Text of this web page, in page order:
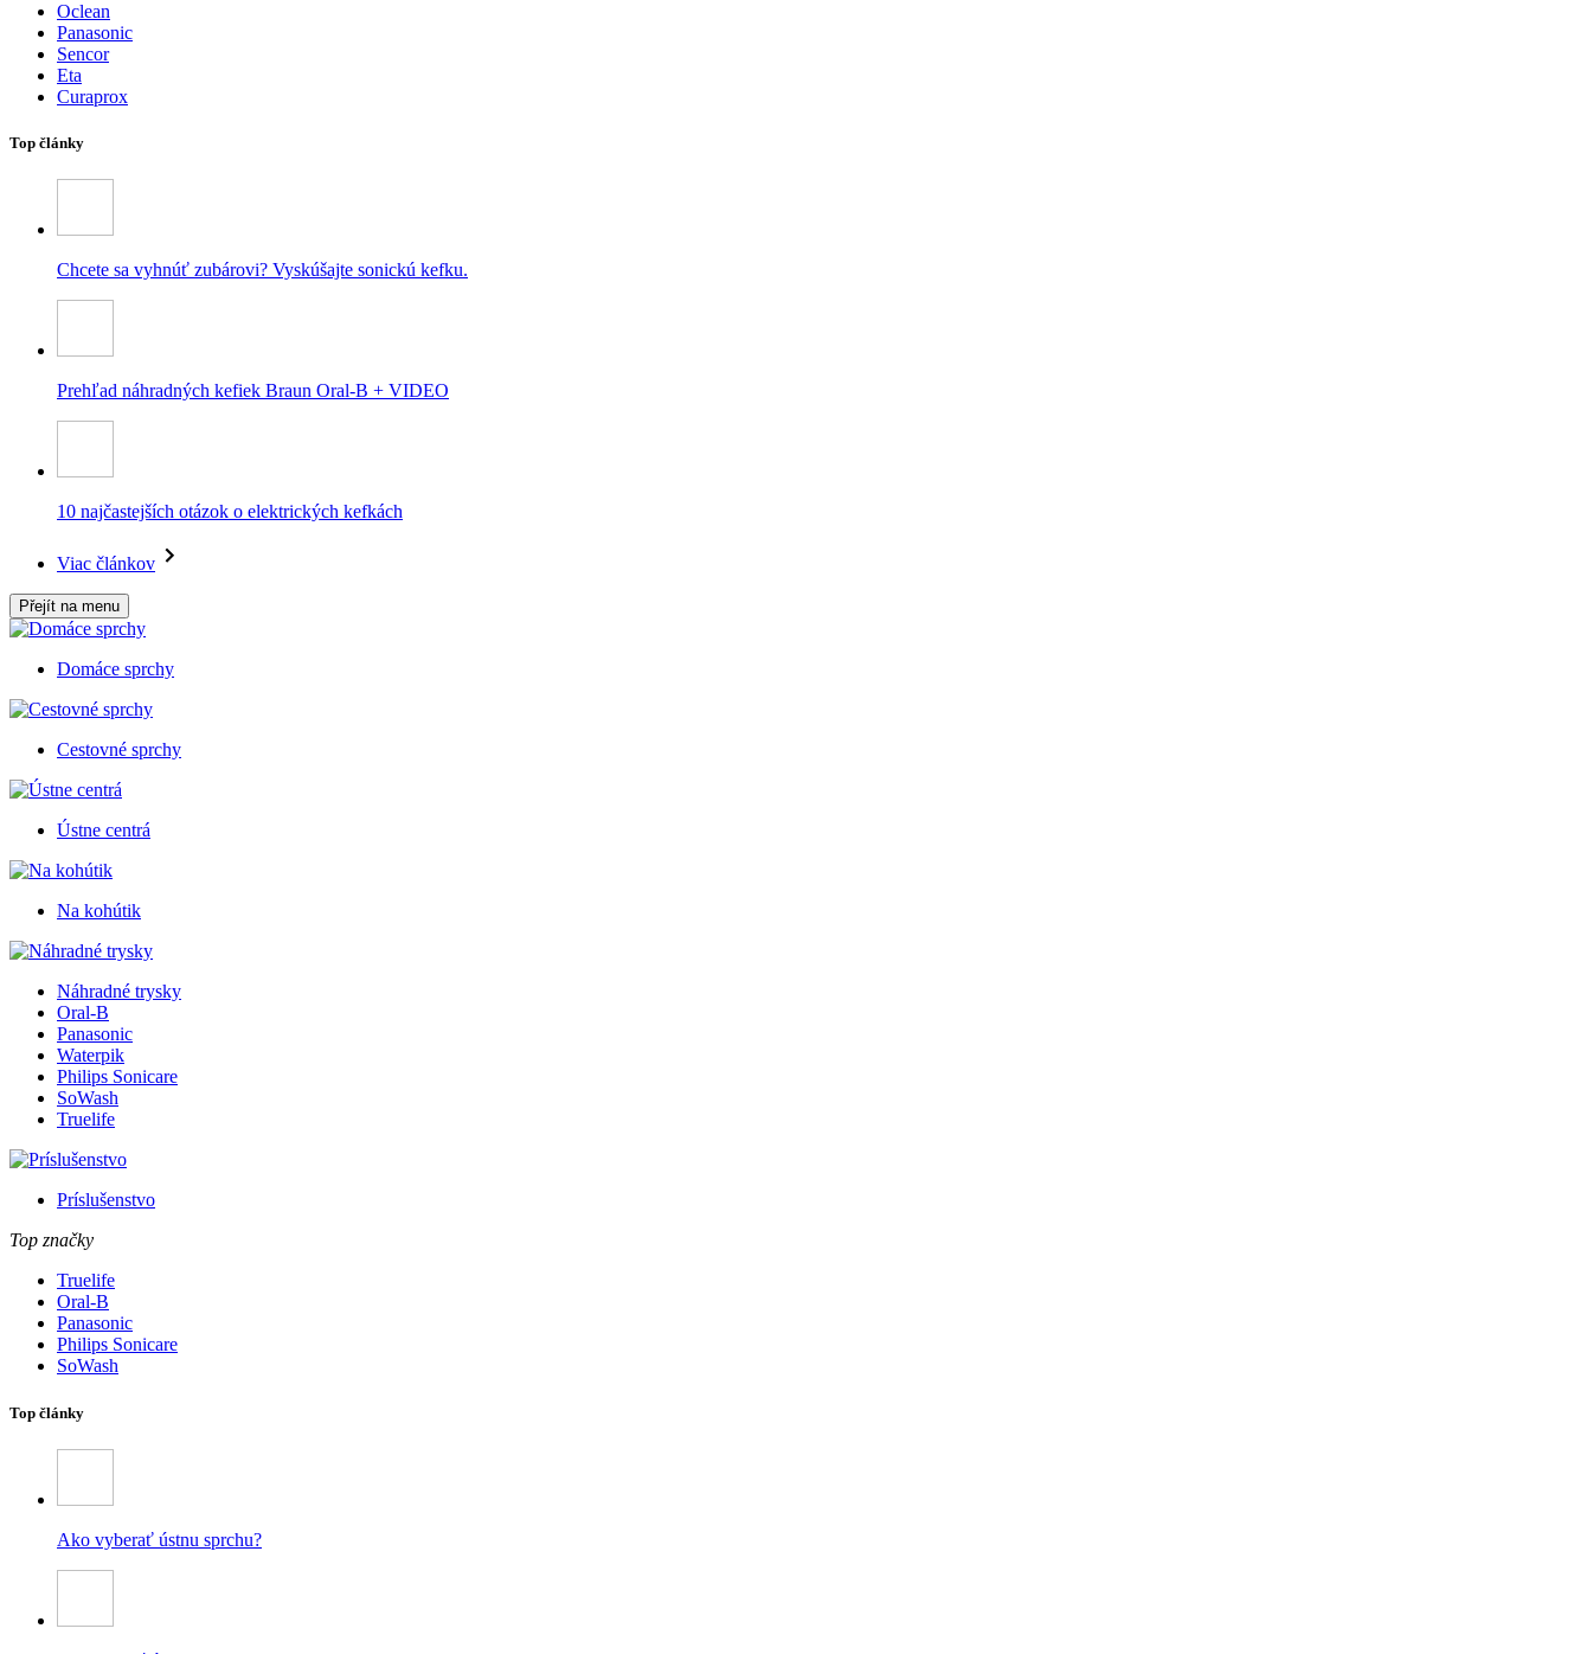
Oclean
Panasonic
Sencor
Eta
Curaprox
Top články
Chcete sa vyhnúť zubárovi? Vyskúšajte sonickú kefku.
Prehľad náhradných kefiek Braun Oral-B + VIDEO
10 najčastejších otázok o elektrických kefkách
Viac článkov
Přejít na menu
Domáce sprchy
Cestovné sprchy
Ústne centrá
Na kohútik
Náhradné trysky
Oral-B
Panasonic
Waterpik
Philips Sonicare
SoWash
Truelife
Príslušenstvo
Top značky
Truelife
Oral-B
Panasonic
Philips Sonicare
SoWash
Top články
Ako vyberať ústnu sprchu?